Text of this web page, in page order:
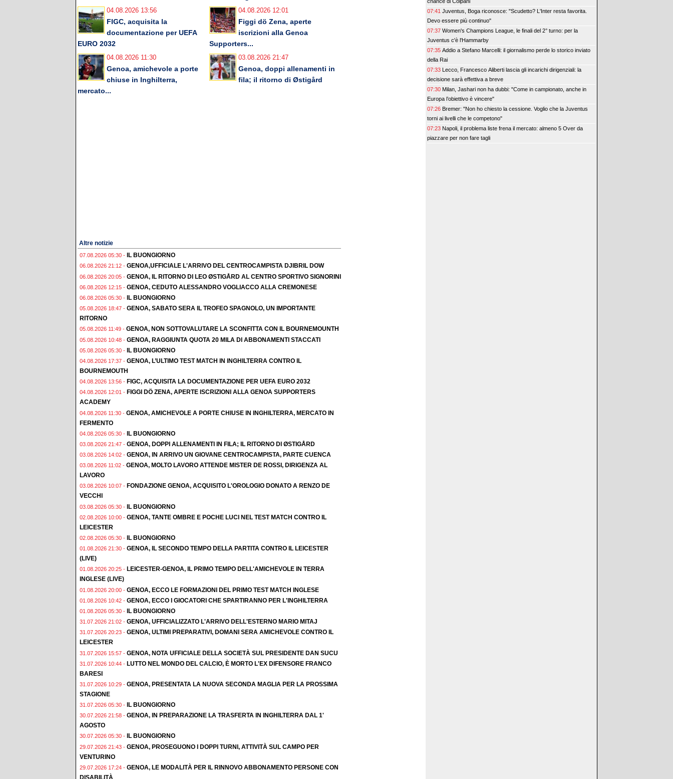
04.08.2026 13:56
FIGC, acquisita la
documentazione per UEFA
EURO 2032
04.08.2026 12:01
Figgi dö Zena, aperte
iscrizioni alla Genoa
Supporters...
04.08.2026 11:30
Genoa, amichevole a porte
chiuse in Inghilterra,
mercato...
03.08.2026 21:47
Genoa, doppi allenamenti in
fila; il ritorno di Østigård
Altre notizie
07.08.2026 05:30 - IL BUONGIORNO
06.08.2026 21:12 - GENOA,UFFICIALE L'ARRIVO DEL CENTROCAMPISTA DJIBRIL DOW
06.08.2026 20:05 - GENOA, IL RITORNO DI LEO ØSTIGÅRD AL CENTRO SPORTIVO SIGNORINI
06.08.2026 12:15 - GENOA, CEDUTO ALESSANDRO VOGLIACCO ALLA CREMONESE
06.08.2026 05:30 - IL BUONGIORNO
05.08.2026 18:47 - GENOA, SABATO SERA IL TROFEO SPAGNOLO, UN IMPORTANTE
RITORNO
05.08.2026 11:49 - GENOA, NON SOTTOVALUTARE LA SCONFITTA CON IL BOURNEMOUNTH
05.08.2026 10:48 - GENOA, RAGGIUNTA QUOTA 20 MILA DI ABBONAMENTI STACCATI
05.08.2026 05:30 - IL BUONGIORNO
04.08.2026 17:37 - GENOA, L’ULTIMO TEST MATCH IN INGHILTERRA CONTRO IL
BOURNEMOUTH
04.08.2026 13:56 - FIGC, ACQUISITA LA DOCUMENTAZIONE PER UEFA EURO 2032
04.08.2026 12:01 - FIGGI DÖ ZENA, APERTE ISCRIZIONI ALLA GENOA SUPPORTERS
ACADEMY
04.08.2026 11:30 - GENOA, AMICHEVOLE A PORTE CHIUSE IN INGHILTERRA, MERCATO IN
FERMENTO
04.08.2026 05:30 - IL BUONGIORNO
03.08.2026 21:47 - GENOA, DOPPI ALLENAMENTI IN FILA; IL RITORNO DI ØSTIGÅRD
03.08.2026 14:02 - GENOA, IN ARRIVO UN GIOVANE CENTROCAMPISTA, PARTE CUENCA
03.08.2026 11:02 - GENOA, MOLTO LAVORO ATTENDE MISTER DE ROSSI, DIRIGENZA AL
LAVORO
03.08.2026 10:07 - FONDAZIONE GENOA, ACQUISITO L'OROLOGIO DONATO A RENZO DE
VECCHI
03.08.2026 05:30 - IL BUONGIORNO
02.08.2026 10:00 - GENOA, TANTE OMBRE E POCHE LUCI NEL TEST MATCH CONTRO IL
LEICESTER
02.08.2026 05:30 - IL BUONGIORNO
01.08.2026 21:30 - GENOA, IL SECONDO TEMPO DELLA PARTITA CONTRO IL LEICESTER
(LIVE)
01.08.2026 20:25 - LEICESTER-GENOA, IL PRIMO TEMPO DELL'AMICHEVOLE IN TERRA
INGLESE (LIVE)
01.08.2026 20:00 - GENOA, ECCO LE FORMAZIONI DEL PRIMO TEST MATCH INGLESE
01.08.2026 10:42 - GENOA, ECCO I GIOCATORI CHE SPARTIRANNO PER L'INGHILTERRA
01.08.2026 05:30 - IL BUONGIORNO
31.07.2026 21:02 - GENOA, UFFICIALIZZATO L'ARRIVO DELL'ESTERNO MARIO MITAJ
31.07.2026 20:23 - GENOA, ULTIMI PREPARATIVI, DOMANI SERA AMICHEVOLE CONTRO IL
LEICESTER
31.07.2026 15:57 - GENOA, NOTA UFFICIALE DELLA SOCIETÀ SUL PRESIDENTE DAN SUCU
31.07.2026 10:44 - LUTTO NEL MONDO DEL CALCIO, È MORTO L'EX DIFENSORE FRANCO
BARESI
31.07.2026 10:29 - GENOA, PRESENTATA LA NUOVA SECONDA MAGLIA PER LA PROSSIMA
STAGIONE
31.07.2026 05:30 - IL BUONGIORNO
30.07.2026 21:58 - GENOA, IN PREPARAZIONE LA TRASFERTA IN INGHILTERRA DAL 1'
AGOSTO
30.07.2026 05:30 - IL BUONGIORNO
29.07.2026 21:43 - GENOA, PROSEGUONO I DOPPI TURNI, ATTIVITÀ SUL CAMPO PER
VENTURINO
29.07.2026 17:24 - GENOA, LE MODALITÀ PER IL RINNOVO ABBONAMENTO PERSONE CON
DISABILITÀ
07:41 Juventus, Boga riconosce: "Scudetto? L'Inter resta favorita.
Devo essere più continuo"
07:37 Women's Champions League, le finali del 2° turno: per la
Juventus c'è l'Hammarby
07:35 Addio a Stefano Marcelli: il giornalismo perde lo storico inviato
della Rai
07:33 Lecco, Francesco Aliberti lascia gli incarichi dirigenziali: la
decisione sarà effettiva a breve
07:30 Milan, Jashari non ha dubbi: "Come in campionato, anche in
Europa l’obiettivo è vincere"
07:26 Bremer: "Non ho chiesto la cessione. Voglio che la Juventus
torni ai livelli che le competono"
07:23 Napoli, il problema liste frena il mercato: almeno 5 Over da
piazzare per non fare tagli